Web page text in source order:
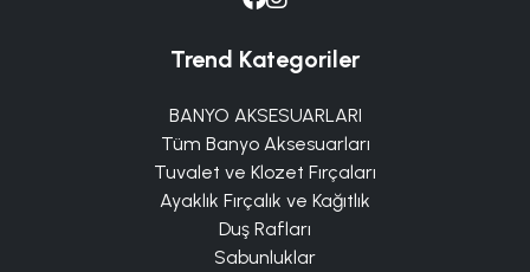
Trend Kategoriler
BANYO AKSESUARLARI
Tüm Banyo Aksesuarları
Tuvalet ve Klozet Fırçaları
Ayaklık Fırçalık ve Kağıtlık
Duş Rafları
Sabunluklar